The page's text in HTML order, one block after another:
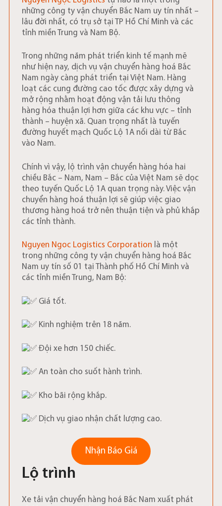
những công ty vận chuyển Bắc Nam uy tín nhất –
lâu đời nhất, có trụ sở tại TP Hồ Chí Minh và các
tỉnh miền Trung và Nam Bộ.
Trong những năm phát triển kinh tế mạnh mẽ
như hiện nay, dịch vụ vận chuyển hàng hoá Bắc
Nam ngày càng phát triển tại Việt Nam. Hàng
loạt các cung đường cao tốc được xây dựng và
mở rộng nhằm hoạt động vận tải lưu thông
hàng hóa thuận lợi hơn giữa các khu vực – tỉnh
thành – huyện xã. Quan trọng nhất là tuyến
đường huyết mạch Quốc Lộ 1A nối dài từ Bắc
vào Nam.
Chính vì vậy, lộ trình vận chuyển hàng hóa hai
chiều Bắc – Nam, Nam – Bắc của Việt Nam sẽ dọc
theo tuyến Quốc Lộ 1A quan trọng này. Việc vận
chuyển hàng hoá thuận lợi sẽ giúp việc giao
thương hàng hoá trở nên thuận tiện và phủ khắp
các tỉnh thành.
Nguyen Ngoc Logistics Corporation là một
trong những công ty vận chuyển hàng hoá Bắc
Nam uy tín số 01 tại Thành phố Hồ Chí Minh và
các tỉnh miền Trung, Nam Bộ:
Giá tốt.
Kinh nghiệm trên 18 năm.
Đội xe hơn 150 chiếc.
An toàn cho suốt hành trình.
Kho bãi rộng khắp.
Dịch vụ giao nhận chất lượng cao.
Nhận Báo Giá
Lộ trình
Xe tải vận chuyển hàng hoá Bắc Nam xuất phát